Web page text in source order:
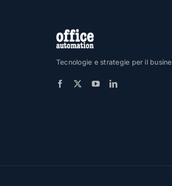
Tecnologie e strategie per il